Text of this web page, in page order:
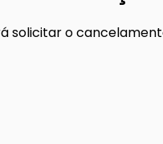
solicitar o